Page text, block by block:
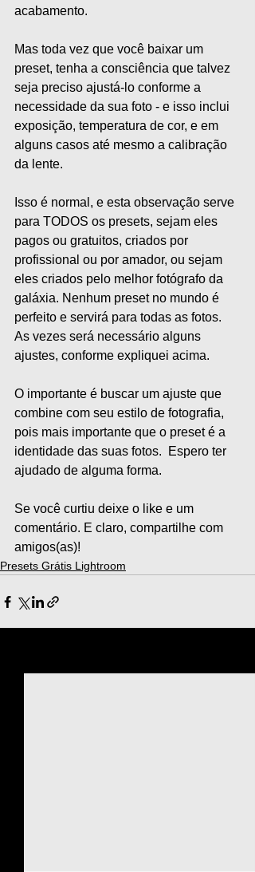
acabamento.
Mas toda vez que você baixar um
preset, tenha a consciência que talvez
seja preciso ajustá-lo conforme a
necessidade da sua foto - e isso inclui
exposição, temperatura de cor, e em
alguns casos até mesmo a calibração
da lente.
Isso é normal, e esta observação serve
para TODOS os presets, sejam eles
pagos ou gratuitos, criados por
profissional ou por amador, ou sejam
eles criados pelo melhor fotógrafo da
galáxia. Nenhum preset no mundo é
perfeito e servirá para todas as fotos.
As vezes será necessário alguns
ajustes, conforme expliquei acima.
O importante é buscar um ajuste que
combine com seu estilo de fotografia,
pois mais importante que o preset é a
identidade das suas fotos.  Espero ter
ajudado de alguma forma.
Se você curtiu deixe o like e um
comentário. E claro, compartilhe com
amigos(as)!
Presets Grátis Lightroom